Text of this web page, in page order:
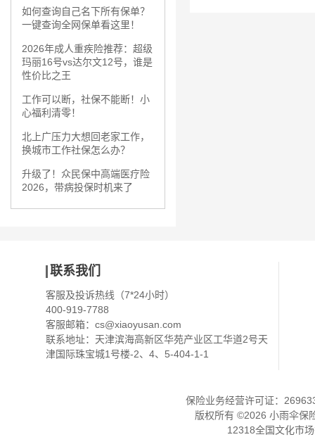
如何查询自己名下所有保单？
一键查询全网保单看这里！
2026年成人重疾险推荐：超级
玛丽16号vs达尔文12号，谁是
性价比之王
工作可以断，社保不能断！小
心福利清零！
北上广压力大想回老家工作，
换城市工作社保怎么办？
升级了！众民保中高端医疗险
2026，带病投保时机来了
联系我们
客服及投诉热线（7*24小时）
400-919-7788
客服邮箱： cs@xiaoyusan.com
联系地址：天津滨海高新区华苑产业区工华道2号天
津国际珠宝城1号楼-2、4、5-404-1-1
保险业务经营许可证：
版权所有 ©2026 小雨伞保
12318全国文化市